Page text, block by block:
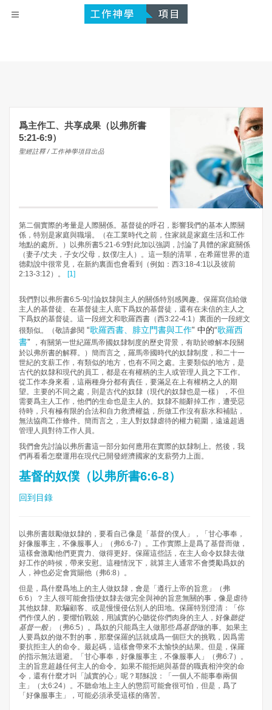
爲主作工、共享成果（以弗所書
5:21-6:9）
聖經註釋 / 工作神學項目出品
第二個實際的考量是人際關係。基督徒的呼召，影響我們的基本人際關
係，特別是家庭與職場。（在工業時代之前，住家就是家庭生活和工作
地點的處所。）以弗所書5:21-6:9對此加以強調，討論了具體的家庭關係
（妻子/丈夫，子女/父母，奴僕/主人）。這一類的清單，在希羅世界的道
德勸說中很常見，在新約裏面也會看到（例如：西3:18-4:1以及彼前
2:13-3:12）。
[1]
我們對以弗所書6:5-9討論奴隸與主人的關係特別感興趣。保羅寫信給做
主人的基督徒、在基督徒主人底下爲奴的基督徒，還有在未信的主人之
下爲奴的基督徒。這一段經文和歌羅西書（西3:22-4:1）裏面的一段經文
很類似。（敬請參閱 “歌羅西書、腓立門書與工作” 中的“歌羅西
書”
，有關第一世紀羅馬帝國奴隸制度的歷史背景，有助於瞭解本段關
於以弗所書的解釋。）簡而言之，羅馬帝國時代的奴隸制度，和二十一
世紀的支薪工作，有類似的地方，也有不同之處。主要類似的地方，是
古代的奴隸和現代的員工，都是在有權柄的主人或管理人員之下工作。
從工作本身來看，這兩種身分都有責任，要滿足在上有權柄之人的期
望。主要的不同之處，則是古代的奴隸（現代的奴隸也是一樣），不但
需要爲主人工作，他們的生命也是主人的。奴隸不能辭掉工作，遭受惡
待時，只有極有限的合法和自力救濟權益，所做工作沒有薪水和補貼，
無法協商工作條件。簡而言之，主人對奴隸虐待的權力範圍，遠遠超過
管理人員對待工作人員。
我們會先討論以弗所書這一部分如何應用在實際的奴隸制上。然後，我
們再看看怎麼運用在現代已開發經濟國家的支薪勞力上面。
基督的奴僕（以弗所書6:6-8）
回到目錄
以弗所書鼓勵做奴隸的，要看自己像是「基督的僕人」，「甘心事奉，
好像服事主，不像服事人」（弗6:6-7）。工作實際上是爲了基督而做，
這樣會激勵他們更賣力、做得更好。保羅這些話，在主人命令奴隸去做
好工作的時候，帶來安慰。這種情況下，就算主人通常不會獎勵爲奴的
人，神也必定會賞賜他（弗6:8）。
但是，爲什麼爲地上的主人做奴隸，會是「遵行上帝的旨意」（弗
6:6）？主人很可能會指使奴隸去做完全與神的旨意無關的事，像是虐待
其他奴隸、欺騙顧客、或是慢慢侵佔別人的田地。保羅特別澄清：「你
們作僕人的，要懼怕戰兢，用誠實的心聽從你們肉身的主人，好像聽從
基督一般」（弗6:5）。爲奴的只能爲主人做那些爲基督做的事。如果主
人要爲奴的做不對的事，那麼保羅的話就成爲一個巨大的挑戰，因爲需
要抗拒主人的命令。最起碼，這樣會帶來不太愉快的結果。但是，保羅
的指示無法迴避。「甘心事奉，好像服事主，不像服事人」（弗6:7）。
主的旨意超越任何主人的命令。如果不能拒絕與基督的職責相沖突的命
令，還有什麼才叫「誠實的心」呢？耶穌說：「一個人不能事奉兩個
主」（太6:24）。不聽命地上主人的懲罰可能會很可怕，但是，爲了
「好像服事主」，可能必須承受這樣的痛苦。